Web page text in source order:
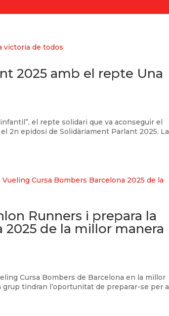
2025 amb el repte Una
el repte solidari que va aconseguir el
2n epidosi de Solidàriament Parlant 2025. La
Runners i prepara la
de la millor manera
Cursa Bombers de Barcelona en la millor
tindran l’oportunitat de preparar-se per a